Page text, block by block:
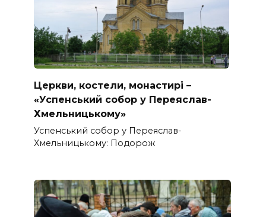
Церкви, костели, монастирі –
«Успенський собор у Переяслав-
Хмельницькому»
Успенський собор у Переяслав-
Хмельницькому: Подорож